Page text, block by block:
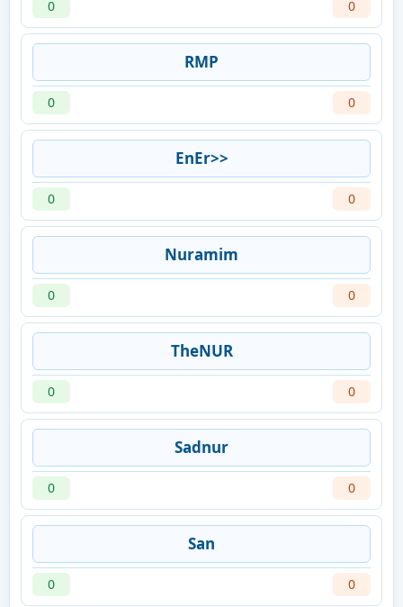
0 0
RMP
0 0
EnEr>>
0 0
Nuramim
0 0
TheNUR
0 0
Sadnur
0 0
San
0 0